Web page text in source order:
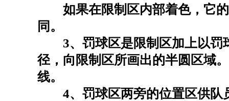
如果在限制区内部着色，它的
同。
3、罚球区是限制区加上以罚
径，向限制区所画出的半圆区域
线。
4、罚球区两旁的位置区供队